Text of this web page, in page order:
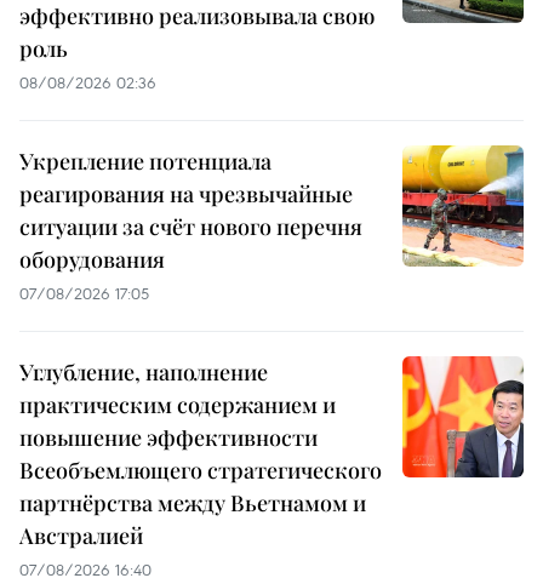
эффективно реализовывала свою
роль
08/08/2026 02:36
Укрепление потенциала
реагирования на чрезвычайные
ситуации за счёт нового перечня
оборудования
07/08/2026 17:05
Углубление, наполнение
практическим содержанием и
повышение эффективности
Всеобъемлющего стратегического
партнёрства между Вьетнамом и
Австралией
07/08/2026 16:40